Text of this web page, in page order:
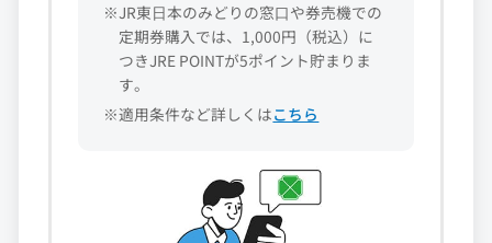
※JR東⽇本のみどりの窓⼝や券売機での
定期券購入では、1,000円（税込）に
つきJRE POINTが5ポイント貯まりま
す。
※適用条件など詳しくはこちら